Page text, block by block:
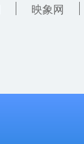
映象网